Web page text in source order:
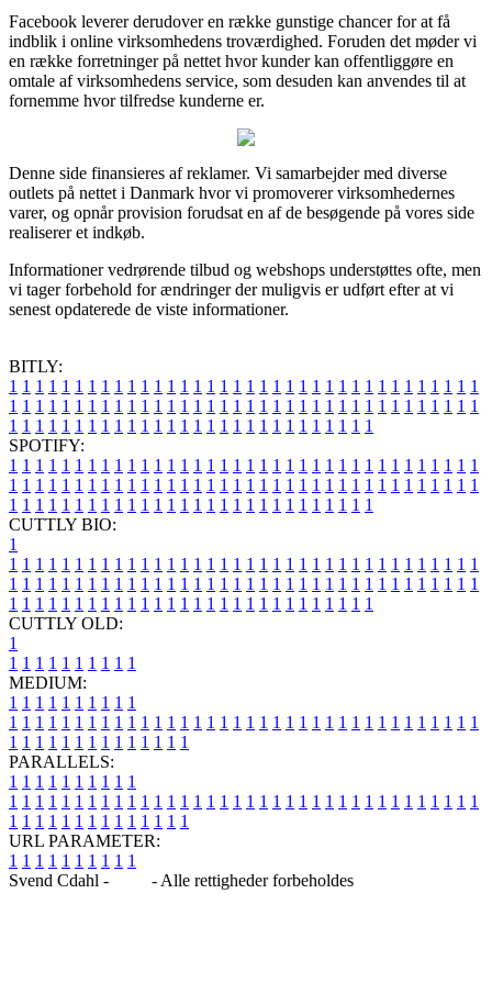
Facebook leverer derudover en række gunstige chancer for at få
indblik i online virksomhedens troværdighed. Foruden det møder vi
en række forretninger på nettet hvor kunder kan offentliggøre en
omtale af virksomhedens service, som desuden kan anvendes til at
fornemme hvor tilfredse kunderne er.
Denne side finansieres af reklamer. Vi samarbejder med diverse
outlets på nettet i Danmark hvor vi promoverer virksomhedernes
varer, og opnår provision forudsat en af de besøgende på vores side
realiserer et indkøb.
Informationer vedrørende tilbud og webshops understøttes ofte, men
vi tager forbehold for ændringer der muligvis er udført efter at vi
senest opdaterede de viste informationer.
BITLY:
1 1 1 1 1 1 1 1 1 1 1 1 1 1 1 1 1 1 1 1 1 1 1 1 1 1 1 1 1 1 1 1 1 1 1 1
1 1 1 1 1 1 1 1 1 1 1 1 1 1 1 1 1 1 1 1 1 1 1 1 1 1 1 1 1 1 1 1 1 1 1 1
1 1 1 1 1 1 1 1 1 1 1 1 1 1 1 1 1 1 1 1 1 1 1 1 1 1 1 1
SPOTIFY:
1 1 1 1 1 1 1 1 1 1 1 1 1 1 1 1 1 1 1 1 1 1 1 1 1 1 1 1 1 1 1 1 1 1 1 1
1 1 1 1 1 1 1 1 1 1 1 1 1 1 1 1 1 1 1 1 1 1 1 1 1 1 1 1 1 1 1 1 1 1 1 1
1 1 1 1 1 1 1 1 1 1 1 1 1 1 1 1 1 1 1 1 1 1 1 1 1 1 1 1
CUTTLY BIO:
1
1 1 1 1 1 1 1 1 1 1 1 1 1 1 1 1 1 1 1 1 1 1 1 1 1 1 1 1 1 1 1 1 1 1 1 1
1 1 1 1 1 1 1 1 1 1 1 1 1 1 1 1 1 1 1 1 1 1 1 1 1 1 1 1 1 1 1 1 1 1 1 1
1 1 1 1 1 1 1 1 1 1 1 1 1 1 1 1 1 1 1 1 1 1 1 1 1 1 1 1
CUTTLY OLD:
1
1 1 1 1 1 1 1 1 1 1
MEDIUM:
1 1 1 1 1 1 1 1 1 1
1 1 1 1 1 1 1 1 1 1 1 1 1 1 1 1 1 1 1 1 1 1 1 1 1 1 1 1 1 1 1 1 1 1 1 1
1 1 1 1 1 1 1 1 1 1 1 1 1 1
PARALLELS:
1 1 1 1 1 1 1 1 1 1
1 1 1 1 1 1 1 1 1 1 1 1 1 1 1 1 1 1 1 1 1 1 1 1 1 1 1 1 1 1 1 1 1 1 1 1
1 1 1 1 1 1 1 1 1 1 1 1 1 1
URL PARAMETER:
1 1 1 1 1 1 1 1 1 1
Svend Cdahl -
- Alle rettigheder forbeholdes